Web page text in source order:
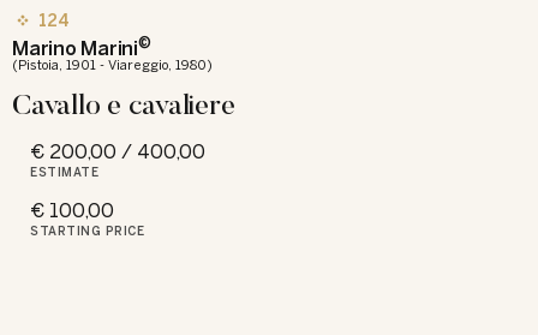
124
Marino Marini©
(Pistoia, 1901 - Viareggio, 1980)
Cavallo e cavaliere
€ 200,00 / 400,00
ESTIMATE
€ 100,00
STARTING PRICE